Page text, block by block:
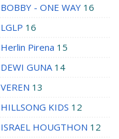
BOBBY - ONE WAY 16
LGLP 16
Herlin Pirena 15
DEWI GUNA 14
VEREN 13
HILLSONG KIDS 12
ISRAEL HOUGTHON 12